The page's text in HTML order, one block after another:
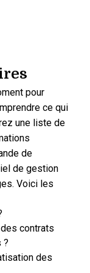
pour
ce qui
une liste de
de
de gestion
Voici les
contrats
?
des